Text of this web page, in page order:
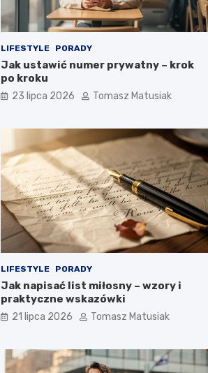
LIFESTYLE PORADY
Jak ustawić numer prywatny – krok
po kroku
23 lipca 2026 Tomasz Matusiak
LIFESTYLE PORADY
Jak napisać list miłosny – wzory i
praktyczne wskazówki
21 lipca 2026 Tomasz Matusiak